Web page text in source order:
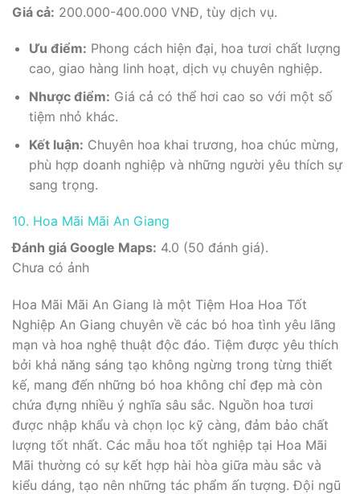
Giá cả: 200.000-400.000 VNĐ, tùy dịch vụ.
Ưu điểm: Phong cách hiện đại, hoa tươi chất lượng
cao, giao hàng linh hoạt, dịch vụ chuyên nghiệp.
Nhược điểm: Giá cả có thể hơi cao so với một số
tiệm nhỏ khác.
Kết luận: Chuyên hoa khai trương, hoa chúc mừng,
phù hợp doanh nghiệp và những người yêu thích sự
sang trọng.
10. Hoa Mãi Mãi An Giang
Đánh giá Google Maps: 4.0 (50 đánh giá).
Chưa có ảnh
Hoa Mãi Mãi An Giang là một Tiệm Hoa Hoa Tốt
Nghiệp An Giang chuyên về các bó hoa tình yêu lãng
mạn và hoa nghệ thuật độc đáo. Tiệm được yêu thích
bởi khả năng sáng tạo không ngừng trong từng thiết
kế, mang đến những bó hoa không chỉ đẹp mà còn
chứa đựng nhiều ý nghĩa sâu sắc. Nguồn hoa tươi
được nhập khẩu và chọn lọc kỹ càng, đảm bảo chất
lượng tốt nhất. Các mẫu hoa tốt nghiệp tại Hoa Mãi
Mãi thường có sự kết hợp hài hòa giữa màu sắc và
kiểu dáng, tạo nên những tác phẩm ấn tượng. Đội ngũ